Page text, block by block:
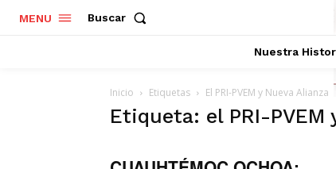
MENU Buscar
Nuestra
Inicio Etiquetas El PRI-PVEM y Nueva Alianza
Etiqueta: el PRI-PVEM